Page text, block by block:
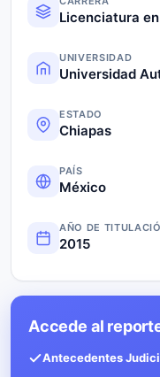
Licenciatura
UNIVERSIDAD
Universidad
ESTADO
Chiapas
PAÍS
México
AÑO DE
2015
Accede al
Antecedentes